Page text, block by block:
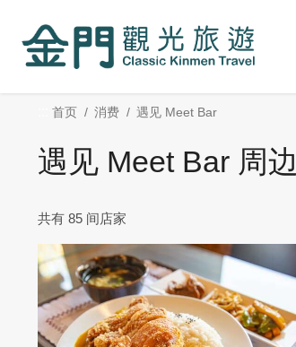
内
首页 消费 遇见 Meet Bar
遇见 Meet Bar 周
共有 85 间店家